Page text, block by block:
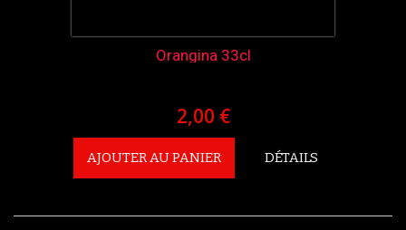
Orangina 33cl
2,00 €
AJOUTER AU PANIER DÉTAILS